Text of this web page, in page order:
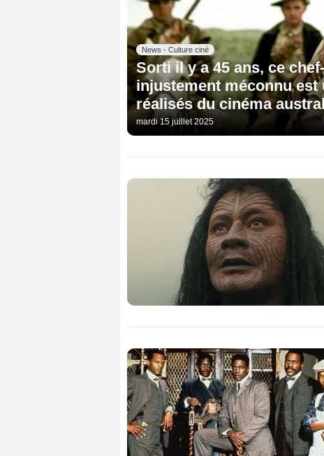
News - Culture ciné
Sorti il y a 45 ans, ce
injustement méconnu
réalisés du cinéma
mardi 15 juillet 2025